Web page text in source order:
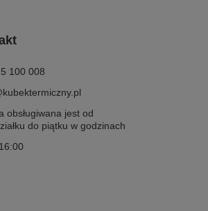
100 008
obsługiwana jest od
do piątku w godzinach